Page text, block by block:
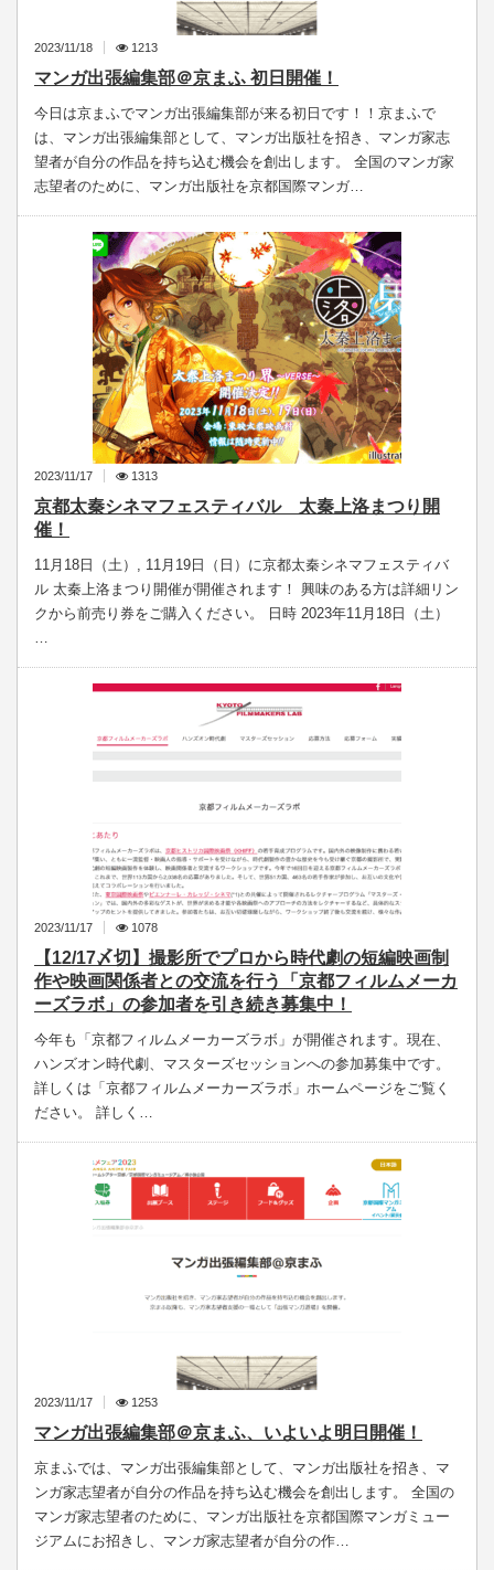
2023/11/18 1213
マンガ出張編集部＠京まふ 初日開催！
今日は京まふでマンガ出張編集部が来る初日です！！京まふで
は、マンガ出張編集部として、マンガ出版社を招き、マンガ家志
望者が自分の作品を持ち込む機会を創出します。 全国のマンガ家
志望者のために、マンガ出版社を京都国際マンガ…
2023/11/17 1313
京都太秦シネマフェスティバル 太秦上洛まつり開
催！
11月18日（土）, 11月19日（日）に京都太秦シネマフェスティバ
ル 太秦上洛まつり開催が開催されます！ 興味のある方は詳細リン
クから前売り券をご購入ください。 日時 2023年11月18日（土）
…
2023/11/17 1078
【12/17〆切】撮影所でプロから時代劇の短編映画制
作や映画関係者との交流を行う「京都フィルムメーカ
ーズラボ」の参加者を引き続き募集中！
今年も「京都フィルムメーカーズラボ」が開催されます。現在、
ハンズオン時代劇、マスターズセッションへの参加募集中です。
詳しくは「京都フィルムメーカーズラボ」ホームページをご覧く
ださい。 詳しく…
2023/11/17 1253
マンガ出張編集部＠京まふ、いよいよ明日開催！
京まふでは、マンガ出張編集部として、マンガ出版社を招き、マ
ンガ家志望者が自分の作品を持ち込む機会を創出します。 全国の
マンガ家志望者のために、マンガ出版社を京都国際マンガミュー
ジアムにお招きし、マンガ家志望者が自分の作…